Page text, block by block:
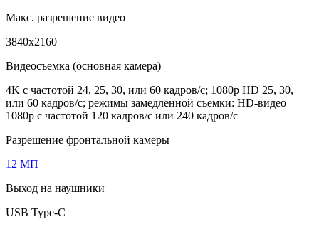
Макс. разрешение видео
3840x2160
Видеосъемка (основная камера)
4K с частотой 24, 25, 30, или 60 кадров/с; 1080p HD 25, 30,
или 60 кадров/с; режимы замедленной съемки: HD-видео
1080р c частотой 120 кадров/с или 240 кадров/с
Разрешение фронтальной камеры
12 МП
Выход на наушники
USB Type-C